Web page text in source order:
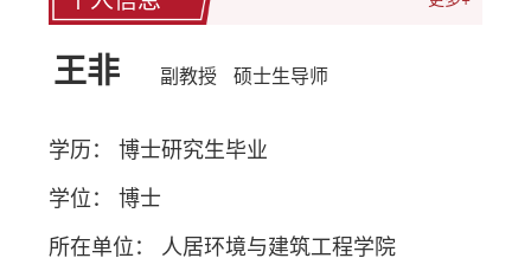
王非 副教授 硕士生导师
学历： 博士研究生毕业
学位： 博士
所在单位： 人居环境与建筑工程学院